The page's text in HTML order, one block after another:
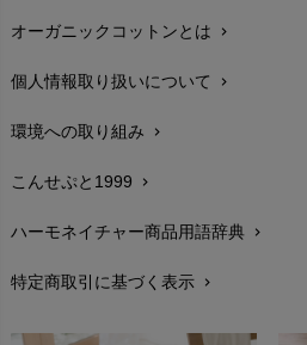
在庫状況と発送予定chevron_right
サイズ・寸法chevron_right
生地・素材chevron_right
お手入れについて
レビューを書こうchevron_right
返品交換chevron_right
FAXでのご注文
オーガニックコットンとは chevron_right
個人情報取り扱いについて chevron_right
環境への取り組み chevron_right
こんせぷと1999 chevron_right
ハーモネイチャー商品用語辞典 chevron_right
特定商取引に基づく表示 chevron_right